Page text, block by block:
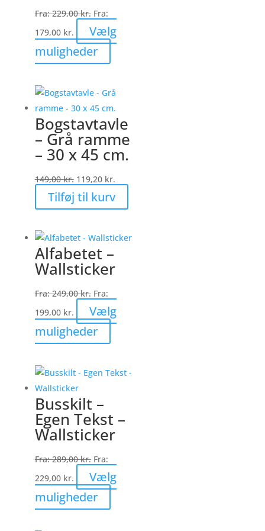
Fra:229,00kr. Fra:
179,00 kr.
Vælg
muligheder
vare
flere
varianter.
Mulighederne
kan
vælges
varesiden
Bogstavtavle
– Grå ramme
– 30 x 45 cm.
149,00kr. Den
oprindelige
pris
149,00 kr..
119,20 kr.
aktuelle
pris
119,20 kr..
Tilføj til kurv
Alfabetet –
Wallsticker
Fra:249,00kr. Fra:
199,00 kr.
Vælg
muligheder
vare
flere
kan
vælges
varesiden
Busskilt –
Egen Tekst –
Wallsticker
Fra:289,00kr. Fra:
229,00 kr.
Vælg
muligheder
vare